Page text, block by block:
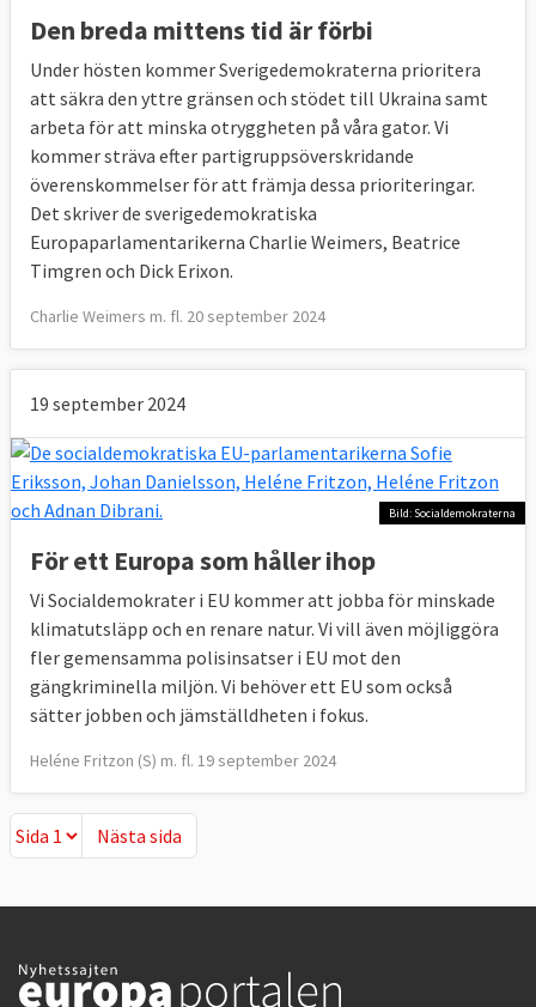
Den breda mittens tid är förbi
Under hösten kommer Sverigedemokraterna prioritera
att säkra den yttre gränsen och stödet till Ukraina samt
arbeta för att minska otryggheten på våra gator. Vi
kommer sträva efter partigruppsöverskridande
överenskommelser för att främja dessa prioriteringar.
Det skriver de sverigedemokratiska
Europaparlamentarikerna Charlie Weimers, Beatrice
Timgren och Dick Erixon.
Charlie Weimers m. fl. 20 september 2024
19 september 2024
Bild: Socialdemokraterna
För ett Europa som håller ihop
Vi Socialdemokrater i EU kommer att jobba för minskade
klimatutsläpp och en renare natur. Vi vill även möjliggöra
fler gemensamma polisinsatser i EU mot den
gängkriminella miljön. Vi behöver ett EU som också
sätter jobben och jämställdheten i fokus.
Heléne Fritzon (S) m. fl. 19 september 2024
Nästa sida
Nästa sida